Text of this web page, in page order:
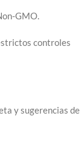
GMO.
controles
y sugerencias de